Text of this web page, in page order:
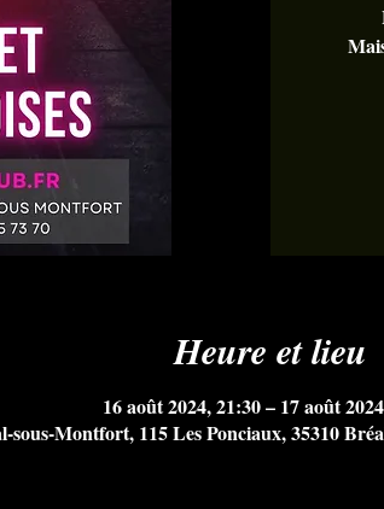
Heure et lieu
16 août 2024, 21:30 – 17 août
sous-Montfort, 115 Les Ponciaux, 35310